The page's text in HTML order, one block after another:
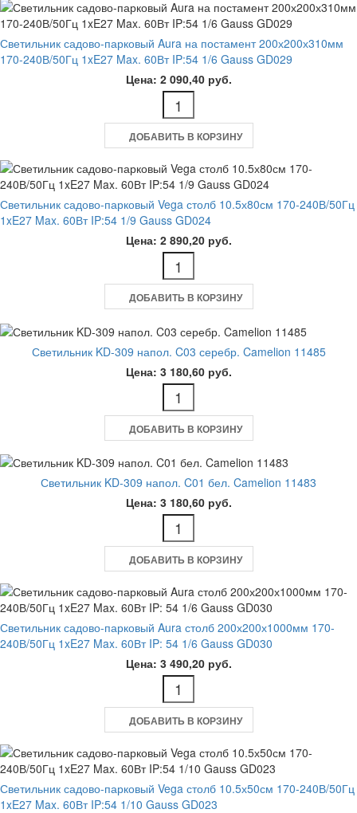
Светильник садово-парковый Aura на постамент 200х200х310мм
170-240В/50Гц 1xE27 Max. 60Вт IP:54 1/6 Gauss GD029
Цена: 2 090,40 руб.
ДОБАВИТЬ В КОРЗИНУ
Светильник садово-парковый Vega столб 10.5х80см 170-240В/50Гц
1xE27 Max. 60Вт IP:54 1/9 Gauss GD024
Цена: 2 890,20 руб.
ДОБАВИТЬ В КОРЗИНУ
Светильник KD-309 напол. C03 серебр. Camelion 11485
Цена: 3 180,60 руб.
ДОБАВИТЬ В КОРЗИНУ
Светильник KD-309 напол. C01 бел. Camelion 11483
Цена: 3 180,60 руб.
ДОБАВИТЬ В КОРЗИНУ
Светильник садово-парковый Aura столб 200х200х1000мм 170-
240В/50Гц 1xE27 Max. 60Вт IP: 54 1/6 Gauss GD030
Цена: 3 490,20 руб.
ДОБАВИТЬ В КОРЗИНУ
Светильник садово-парковый Vega столб 10.5х50см 170-240В/50Гц
1xE27 Max. 60Вт IP:54 1/10 Gauss GD023